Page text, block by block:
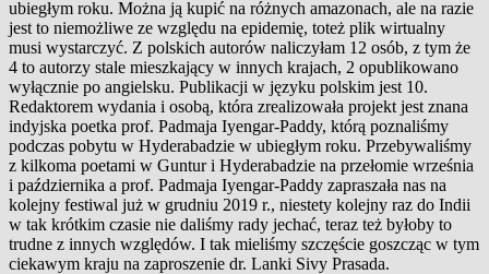
ubiegłym roku. Można ją kupić na różnych amazonach, ale na razie
jest to niemożliwe ze względu na epidemię, toteż plik wirtualny
musi wystarczyć. Z polskich autorów naliczyłam 12 osób, z tym że
4 to autorzy stale mieszkający w innych krajach, 2 opublikowano
wyłącznie po angielsku. Publikacji w języku polskim jest 10.
Redaktorem wydania i osobą, która zrealizowała projekt jest znana
indyjska poetka prof. Padmaja Iyengar-Paddy, którą poznaliśmy
podczas pobytu w Hyderabadzie w ubiegłym roku. Przebywaliśmy
z kilkoma poetami w Guntur i Hyderabadzie na przełomie września
i października a prof. Padmaja Iyengar-Paddy zapraszała nas na
kolejny festiwal już w grudniu 2019 r., niestety kolejny raz do Indii
w tak krótkim czasie nie daliśmy rady jechać, teraz też byłoby to
trudne z innych względów. I tak mieliśmy szczęście goszcząc w tym
ciekawym kraju na zaproszenie dr. Lanki Sivy Prasada.